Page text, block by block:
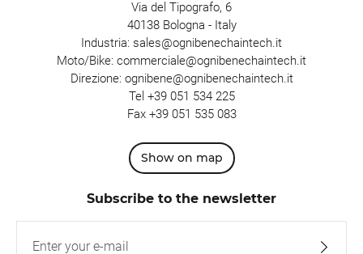
Via del Tipografo, 6
40138 Bologna - Italy
Industria: sales@ognibenechaintech.it
Moto/Bike: commerciale@ognibenechaintech.it
Direzione: ognibene@ognibenechaintech.it
Tel +39 051 534 225
Fax +39 051 535 083
Show on map
Subscribe to the newsletter